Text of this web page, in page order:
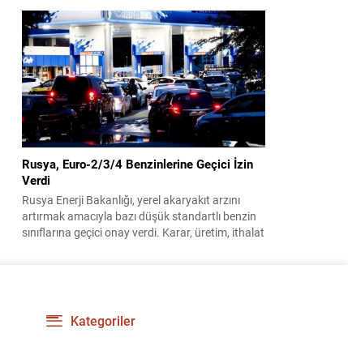
komisyonda kabul edildi ve bir dizi düzenleme
benimsendi. Teklif kapsamında, vazife
malullerinden hayatını kaybedenlerin anne ve
babalarına bağlanacak aylık tutarının, net asgari
ücretin altında olmayacağı hükme bağlanıyor....
Rusya, Euro-2/3/4 Benzinlerine Geçici İzin
Verdi
Rusya Enerji Bakanlığı, yerel akaryakıt arzını
artırmak amacıyla bazı düşük standartlı benzin
sınıflarına geçici onay verdi. Karar, üretim, ithalat
kararın geçici olduğu ve uzun vadeli çevre
hedeflerinden sapma amaçlanmadığı...
Kategoriler